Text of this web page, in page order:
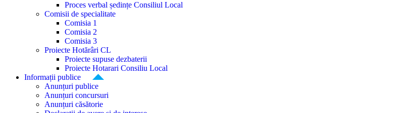
Proces verbal ședințe Consiliul Local
Comisii de specialitate
Comisia 1
Comisia 2
Comisia 3
Proiecte Hotărâri CL
Proiecte supuse dezbaterii
Proiecte Hotarari Consiliu Local
Informații publice
Anunțuri publice
Anunțuri concursuri
Anunțuri căsătorie